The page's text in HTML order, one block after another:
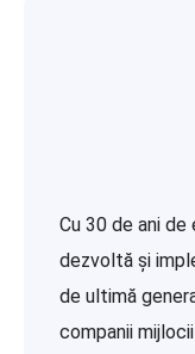
Cu 30 de ani
dezvoltă și
de ultimă
companii